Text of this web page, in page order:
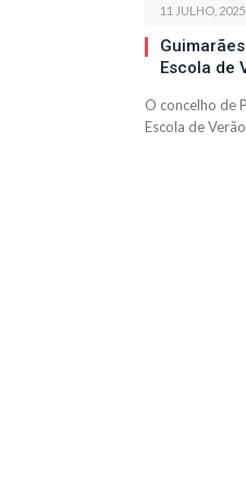
11 JULHO, 2025
Escola de
O concelho de
Escola de